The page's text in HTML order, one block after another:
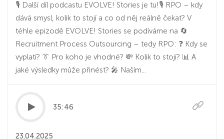
🎙️ Další díl podcastu EVOLVE! Stories je tu!🎙 RPO – kdy
dává smysl, kolik to stojí a co od něj reálně čekat? V
téhle epizodě EVOLVE! Stories se podíváme na 🔄
Recruitment Process Outsourcing –⁠ tedy RPO: ❓ Kdy se
vyplatí? 👔 Pro koho je vhodné? 💸 Kolik to stojí? 📊 A
jaké výsledky může přinést? 🎤 Naším...
35:46
23.04.2025